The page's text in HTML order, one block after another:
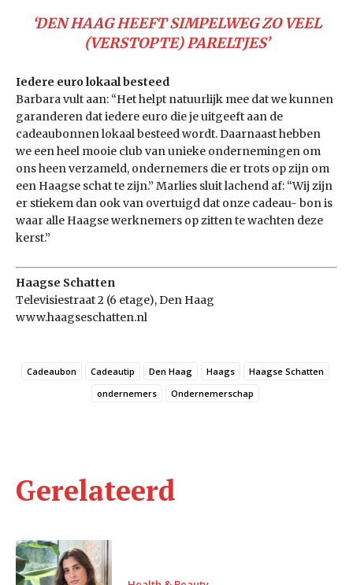
‘DEN HAAG HEEFT SIMPELWEG ZO VEEL
(VERSTOPTE) PARELTJES’
Iedere euro lokaal besteed
Barbara vult aan: “Het helpt natuurlijk mee dat we kunnen
garanderen dat iedere euro die je uitgeeft aan de
cadeaubonnen lokaal besteed wordt. Daarnaast hebben
we een heel mooie club van unieke ondernemingen om
ons heen verzameld, ondernemers die er trots op zijn om
een Haagse schat te zijn.” Marlies sluit lachend af: “Wij zijn
er stiekem dan ook van overtuigd dat onze cadeau- bon is
waar alle Haagse werknemers op zitten te wachten deze
kerst.”
Haagse Schatten
Televisiestraat 2 (6 etage), Den Haag
www.haagseschatten.nl
Cadeaubon Cadeautip Den Haag Haags
Haagse Schatten
ondernemers
Ondernemerschap
Gerelateerd